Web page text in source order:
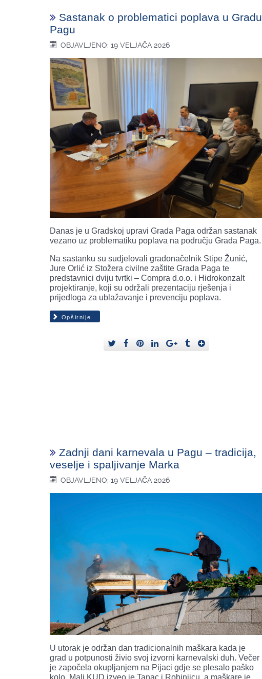
Sastanak o problematici poplava u Gradu
Pagu
OBJAVLJENO: 19 VELJAČA 2026
Danas je u Gradskoj upravi Grada Paga održan sastanak
vezano uz problematiku poplava na području Grada Paga.
Na sastanku su sudjelovali gradonačelnik Stipe Žunić,
Jure Orlić iz Stožera civilne zaštite Grada Paga te
predstavnici dviju tvrtki – Compra d.o.o. i Hidrokonzalt
projektiranje, koji su održali prezentaciju rješenja i
prijedloga za ublažavanje i prevenciju poplava.
Opširnije...
Zadnji dani karnevala u Pagu – tradicija,
veselje i spaljivanje Marka
OBJAVLJENO: 19 VELJAČA 2026
U utorak je održan dan tradicionalnih maškara kada je
grad u potpunosti živio svoj izvorni karnevalski duh. Večer
je započela okupljanjem na Pijaci gdje se plesalo paško